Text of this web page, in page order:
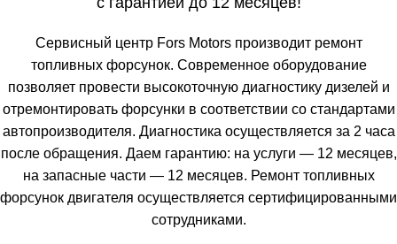
Сервисный центр Fors Motors производит ремонт
топливных форсунок. Современное оборудование
позволяет провести высокоточную диагностику дизелей и
отремонтировать форсунки в соответствии со стандартами
автопроизводителя. Диагностика осуществляется за 2 часа
после обращения. Даем гарантию: на услуги — 12 месяцев,
на запасные части — 12 месяцев. Ремонт топливных
форсунок двигателя осуществляется сертифицированными
сотрудниками.